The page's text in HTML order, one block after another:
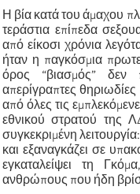
Η βία κατά του άμαχου
τεράστια επίπεδα
από είκοσι χρόνια
ήταν η παγκόσμια
όρος “βιασμός” δεν
απερίγραπτες
από όλες τις
εθνικού στρατού της
συγκεκριμένη
και εξαναγκάζει σε
εγκαταλείψει τη
ανθρώπους που ήδη